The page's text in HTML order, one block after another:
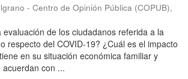
- Centro de Opinión Pública (COPUB),
evaluación de los ciudadanos referida a la
respecto del COVID-19? ¿Cuál es el impacto
en su situación económica familiar y
con ...